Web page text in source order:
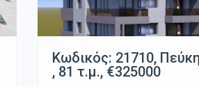
Κωδικός: 21710, Πεύκη
, 81 τ.μ., €325000